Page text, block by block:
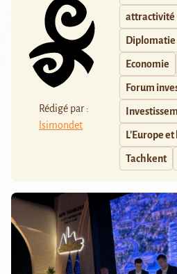
Rédigé par :
lsimondet
attractivité
Diplomatie
Economie
Forum
L'Europe
Tachkent